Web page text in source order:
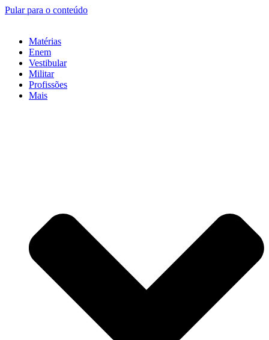
Pular para o conteúdo
Matérias
Enem
Vestibular
Militar
Profissões
Mais